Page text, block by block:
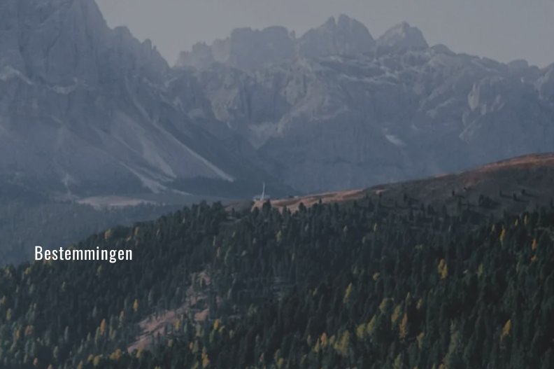
Bestemmingen